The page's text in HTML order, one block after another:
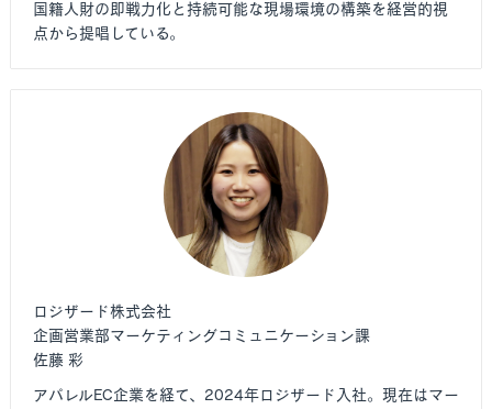
国籍人財の即戦力化と持続可能な現場環境の構築を経営的視
点から提唱している。
ロジザード株式会社
企画営業部マーケティングコミュニケーション課
佐藤 彩
アパレルEC企業を経て、2024年ロジザード入社。現在はマー